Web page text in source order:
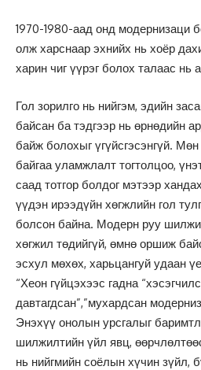
1970-1980-аад онд модернизаци
олж харснаар эхнийх нь хоёр
харин чиг үүрэг болох талаас нь
Гол зорилго нь нийгэм, эдийн
байсан ба тэдгээр нь өрнөдийн
байж болохыг үгүйсгэсэнгүй.
байгаа уламжлалт тогтолцоо,
саад тотгор болдог мэтээр
үүдэн ирээдүйн хөгжлийн гол
болсон байна. Модерн руу
хөгжил төдийгүй, өмнө оршиж
эсхул мөхөх, харьцангуй удаан
“Хеон гүйцэхээс гадна
давтагдсан”,”мухардсан
Энэхүү онолын урсгалыг
шилжилтийн үйл явц,
нь нийгмийн соёлын хүчин зүйл,